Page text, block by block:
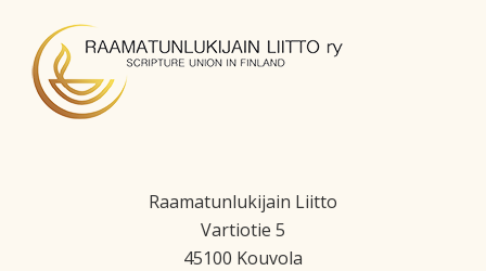
Raamatunlukijain Liitto
Vartiotie 5
45100 Kouvola